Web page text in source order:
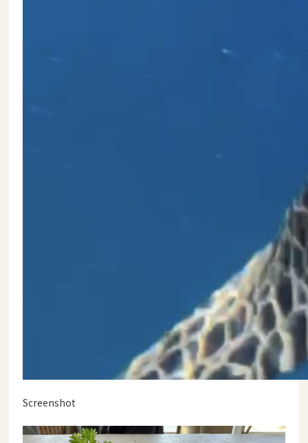
Screenshot